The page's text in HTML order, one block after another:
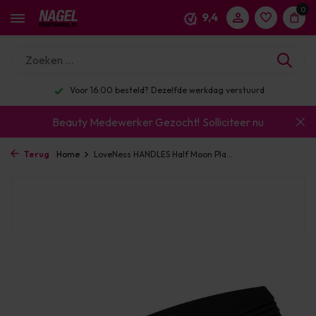
9,4
0
Voor 16:00 besteld? Dezelfde werkdag verstuurd
Beauty Medewerker Gezocht! Solliciteer nu
Terug Home LoveNess HANDLES Half Moon Pla...